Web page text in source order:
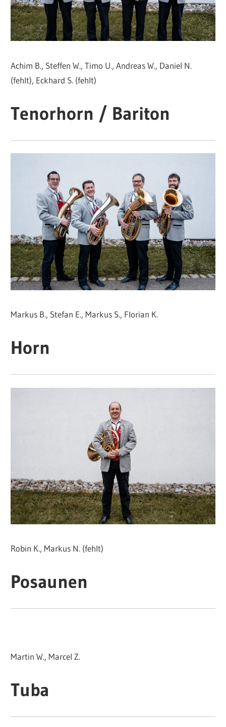
Achim B., Steffen W., Timo U., Andreas W., Daniel N.
(fehlt), Eckhard S. (fehlt)
Tenorhorn / Bariton
Markus B., Stefan E., Markus S., Florian K.
Horn
Robin K., Markus N. (fehlt)
Posaunen
Martin W., Marcel Z.
Tuba